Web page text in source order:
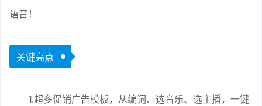
语音！
关键亮点
1.超多促销广告模板，从编词、选音乐、选主播，一键